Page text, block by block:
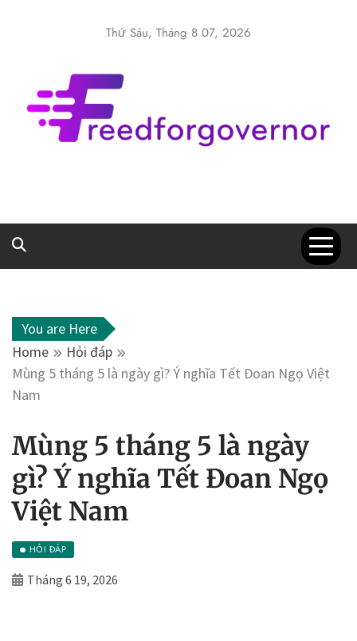
Thứ Sáu, Tháng 8 07, 2026
You are Here
Home
Hỏi đáp
Mùng 5 tháng 5 là ngày gì? Ý nghĩa Tết Đoan Ngọ Việt
Nam
Mùng 5 tháng 5 là ngày
gì? Ý nghĩa Tết Đoan Ngọ
Việt Nam
HỎI ĐÁP
Tháng 6 19, 2026